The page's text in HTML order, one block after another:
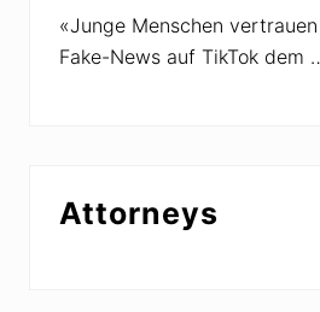
«Junge Menschen
Fake-News auf TikTok dem
Attorneys